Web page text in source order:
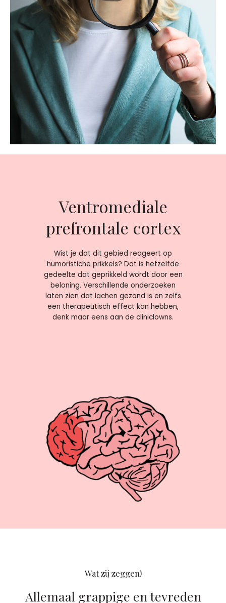
Ventromediale
prefrontale cortex
Wist je dat dit gebied reageert op
humoristiche prikkels? Dat is hetzelfde
gedeelte dat geprikkeld wordt door een
beloning. Verschillende onderzoeken
laten zien dat lachen gezond is en zelfs
een therapeutisch effect kan hebben,
denk maar eens aan de cliniclowns.
Wat zij zeggen!
Allemaal grappige en tevreden